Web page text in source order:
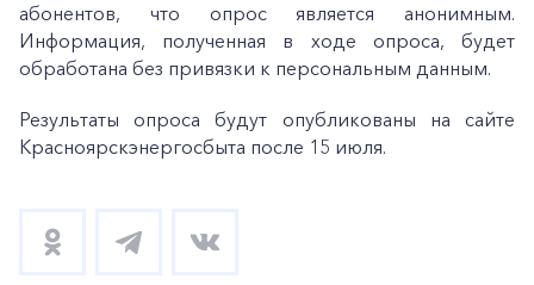
абонентов, что опрос является анонимным.
Информация, полученная в ходе опроса, будет
обработана без привязки к персональным данным.
Результаты опроса будут опубликованы на сайте
Красноярскэнергосбыта после 15 июля.